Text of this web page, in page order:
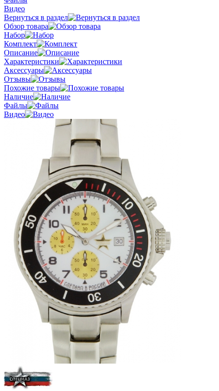
Видео
Вернуться в раздел
Обзор товара
Набор
Комплект
Описание
Характеристики
Аксессуары
Отзывы
Похожие товары
Наличие
Файлы
Видео